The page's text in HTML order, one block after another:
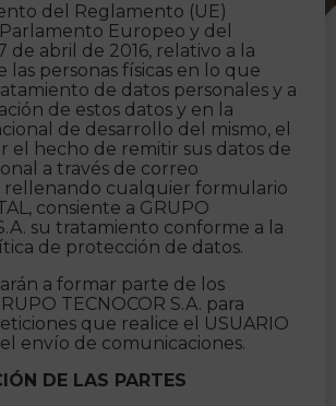
del Reglamento (UE)
Europeo y del
de abril de 2016, relativo a la
las personas físicas en lo que
de datos personales y a
de estos datos y en la
de desarrollo del mismo, el
el hecho de remitir sus datos de
a través de correo
rellenando cualquier formulario
consiente a GRUPO
su tratamiento conforme a la
de protección de datos.
a formar parte de los
TECNOCOR S.A. para
que realice el USUARIO
el envío de comunicaciones.
DE LAS PARTES